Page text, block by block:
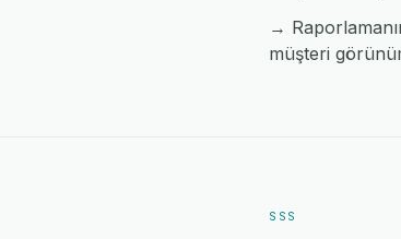
→
müşteri
SSS